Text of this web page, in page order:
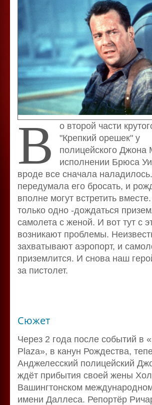
В о второй части
"Крепкий орешек" у
полицейского Джона
исполнении Брюса
вроде все сначала
передумала его бросать, и
вполне могут встретить
только одно -дождаться
самолета с женой. И вот тут с
возникают проблемы.
захватывают аэропорт, и
приземлится. И снова наш
за пистолет.
Сюжет
Через 2 года после событий в
Plaza», в канун Рождества,
Анджелесский полицейский
ждёт прибытия своей жены
Вашингтонском
имени Даллеса. Репортёр